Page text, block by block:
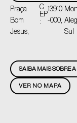
Praça
Bom
Jesus,
C
EP
:
13910
-000,
Sul
VER NO MAPA
SAIBA MAIS SOBRE